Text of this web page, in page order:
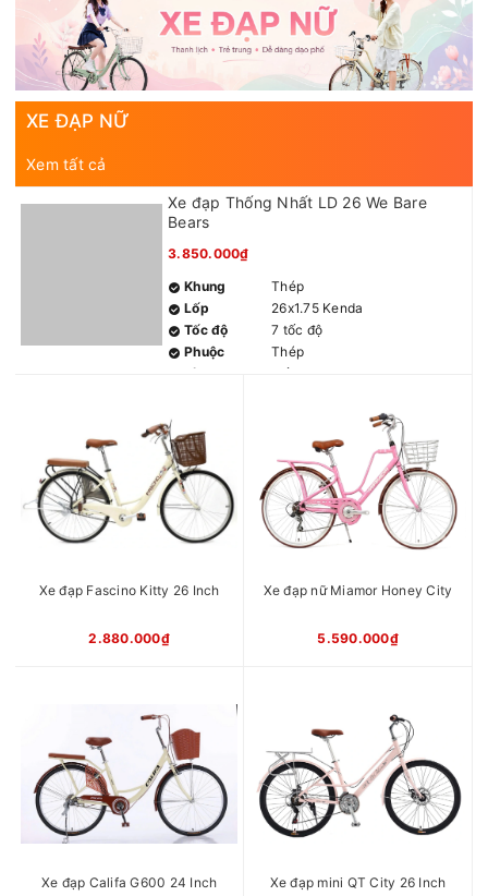
XE ĐẠP NỮ
Xem tất cả
Xe đạp Thống Nhất LD 26 We Bare
Bears
3.850.000₫
Khung
Thép
Lốp
26x1.75 Kenda
Tốc độ
7 tốc độ
Phuộc
Thép
Líp
7 tầng 14-28
Đùi đĩa
Phanh
Vành trước, đùm sau
Vành
Nhôm
Ghi đông
Thép
Moay ơ
Nhôm
Phụ kiện
Baga, đệm
Chiều cao
1m55 - 1m80
Xe đạp Fascino Kitty 26 Inch
2.880.000₫
Xe đạp nữ Miamor Honey City
5.590.000₫
Xe đạp Califa G600 24 Inch Xe đạp mini QT City 26 Inch